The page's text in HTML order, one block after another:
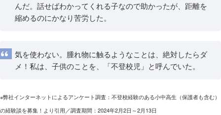
んだ。話せばわかってくれる子なので助かったが、距離を
縮めるのにかなり苦労した。
気を使わない。腫れ物に触るようなことは、絶対したらダ
メ！私は、子供のことを、「不登校児」と呼んでいた。
※弊社インターネットによるアンケート調査：不登校経験のある小中高生（保護者も含む）
の経験談を募集！より引用／調査期間：2024年2月2日～2月13日